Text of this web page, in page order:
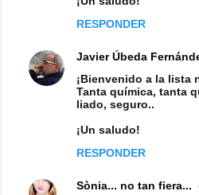
RESPONDER
Javier Úbeda
¡Bienvenido a la lista
Tanta química, tanta
liado, seguro..
¡Un saludo!
RESPONDER
Sònia... no tan fiera...